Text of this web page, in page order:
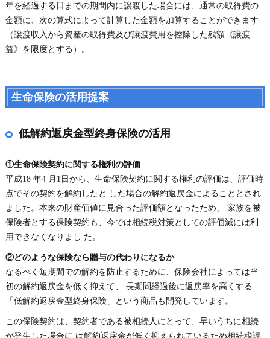
年を経過する日までの期間内に譲渡した場合には、通常の取得費の
金額に、次の算式によって計算した金額を加算することができます
（譲渡収入から資産の取得費及び譲渡費用を控除した残額《譲渡
益》を限度とする）。
生命保険の活用提案
低解約返戻金型終身保険の活用
①生命保険契約に関する権利の評価
平成18 年4 月1日から、生命保険契約に関する権利の評価は、評価時
点でその契約を解約したと した場合の解約返戻金によることとされ
ました。本来の財産価値に見合った評価額となったため、 家族を被
保険者とする保険契約も、今では相続税対策としての評価減には利
用できなくなりまし た。
②どのような保険なら贈与の代わりになるか
なるべく短期間での解約を防止するために、保険会社によっては当
初の解約返戻金を低く抑えて、 長期間経過後に返戻率を高くする
「低解約返戻金型終身保険」という商品も開発しています。
この保険契約は、契約者である被相続人にとって、早いうちに相続
が発生した場合に は解約返戻金が低く抑えられているため相続税評